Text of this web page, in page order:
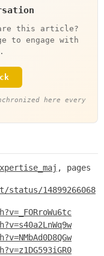
this article?
to engage with
here every
, pages
14899266068